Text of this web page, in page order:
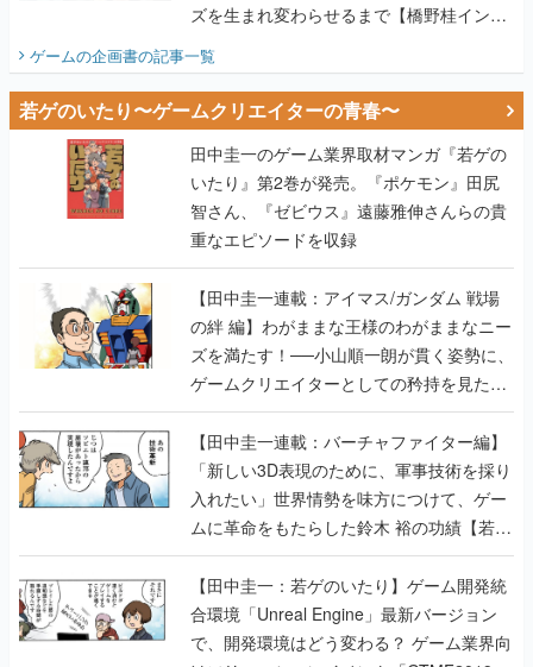
ズを生まれ変わらせるまで【橋野桂インタ
ゲームの企画書の記事一覧
若ゲのいたり〜ゲームクリエイターの青春〜
田中圭一のゲーム業界取材マンガ『若ゲの
いたり』第2巻が発売。『ポケモン』田尻
智さん、『ゼビウス』遠藤雅伸さんらの貴
重なエピソードを収録
【田中圭一連載：アイマス/ガンダム 戦場
の絆 編】わがままな王様のわがままなニー
ズを満たす！──小山順一朗が貫く姿勢に、
ゲームクリエイターとしての矜持を見た
【若ゲのいたり最終回】
【田中圭一連載：バーチャファイター編】
「新しい3D表現のために、軍事技術を採り
入れたい」世界情勢を味方につけて、ゲー
ムに革命をもたらした鈴木 裕の功績【若ゲ
のいたり】
【田中圭一：若ゲのいたり】ゲーム開発統
合環境「Unreal Engine」最新バージョン
で、開発環境はどう変わる？ ゲーム業界向